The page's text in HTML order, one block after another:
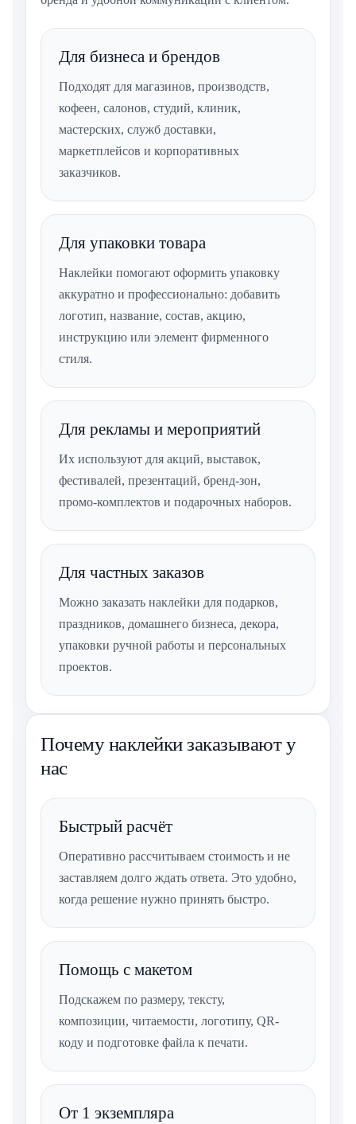
Для бизнеса и брендов
Подходят для магазинов, производств,
кофеен, салонов, студий, клиник,
мастерских, служб доставки,
маркетплейсов и корпоративных
заказчиков.
Для упаковки товара
Наклейки помогают оформить упаковку
аккуратно и профессионально: добавить
логотип, название, состав, акцию,
инструкцию или элемент фирменного
стиля.
Для рекламы и мероприятий
Их используют для акций, выставок,
фестивалей, презентаций, бренд-зон,
промо-комплектов и подарочных наборов.
Для частных заказов
Можно заказать наклейки для подарков,
праздников, домашнего бизнеса, декора,
упаковки ручной работы и персональных
проектов.
Почему наклейки заказывают у
нас
Быстрый расчёт
Оперативно рассчитываем стоимость и не
заставляем долго ждать ответа. Это удобно,
когда решение нужно принять быстро.
Помощь с макетом
Подскажем по размеру, тексту,
композиции, читаемости, логотипу, QR-
коду и подготовке файла к печати.
От 1 экземпляра